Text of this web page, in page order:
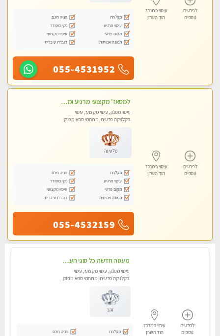
לפרטים
נוספים
עיסוי במרכז
הוד השרון
מקלחת
חניה חינם
עיסוי מרגיע
נקי ומסודר
מקום פרטי
עיסוי מקצועי
תמונה אמיתית
דוברת עיברית
055-4531952
לפרטים
נוספים
עיסוי במרכז
הוד השרון
למסאז' מקצועי מרגיע ומשחרר את כל הגוף! בקליניקה פרטית -מומלץ מאוד -ללא מין!
עיסוי מפנק, עיסוי מקצועי, עיסוי
בקלניקה פרטית, מתחמי ספא מפנק,
פלטינה
מקלחת
חניה חינם
עיסוי מרגיע
נקי ומסודר
מקום פרטי
עיסוי מקצועי
תמונה אמיתית
דוברת עיברית
055-4532159
לפרטים
נוספים
עיסוי במרכז
הוד השרון
מעסה חדשה כל סוגי העיסויים מעסה מקצועית ואיכותית פרטי!!!מומלץ לחלוטין!!
עיסוי מפנק, עיסוי מקצועי, עיסוי
בקלניקה פרטית, מתחמי ספא מפנק,
זהב
מקלחת
חניה חינם